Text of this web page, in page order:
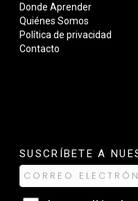
Donde Aprender
Quiénes Somos
Política de privacidad
Contacto
SUSCRÍBETE A